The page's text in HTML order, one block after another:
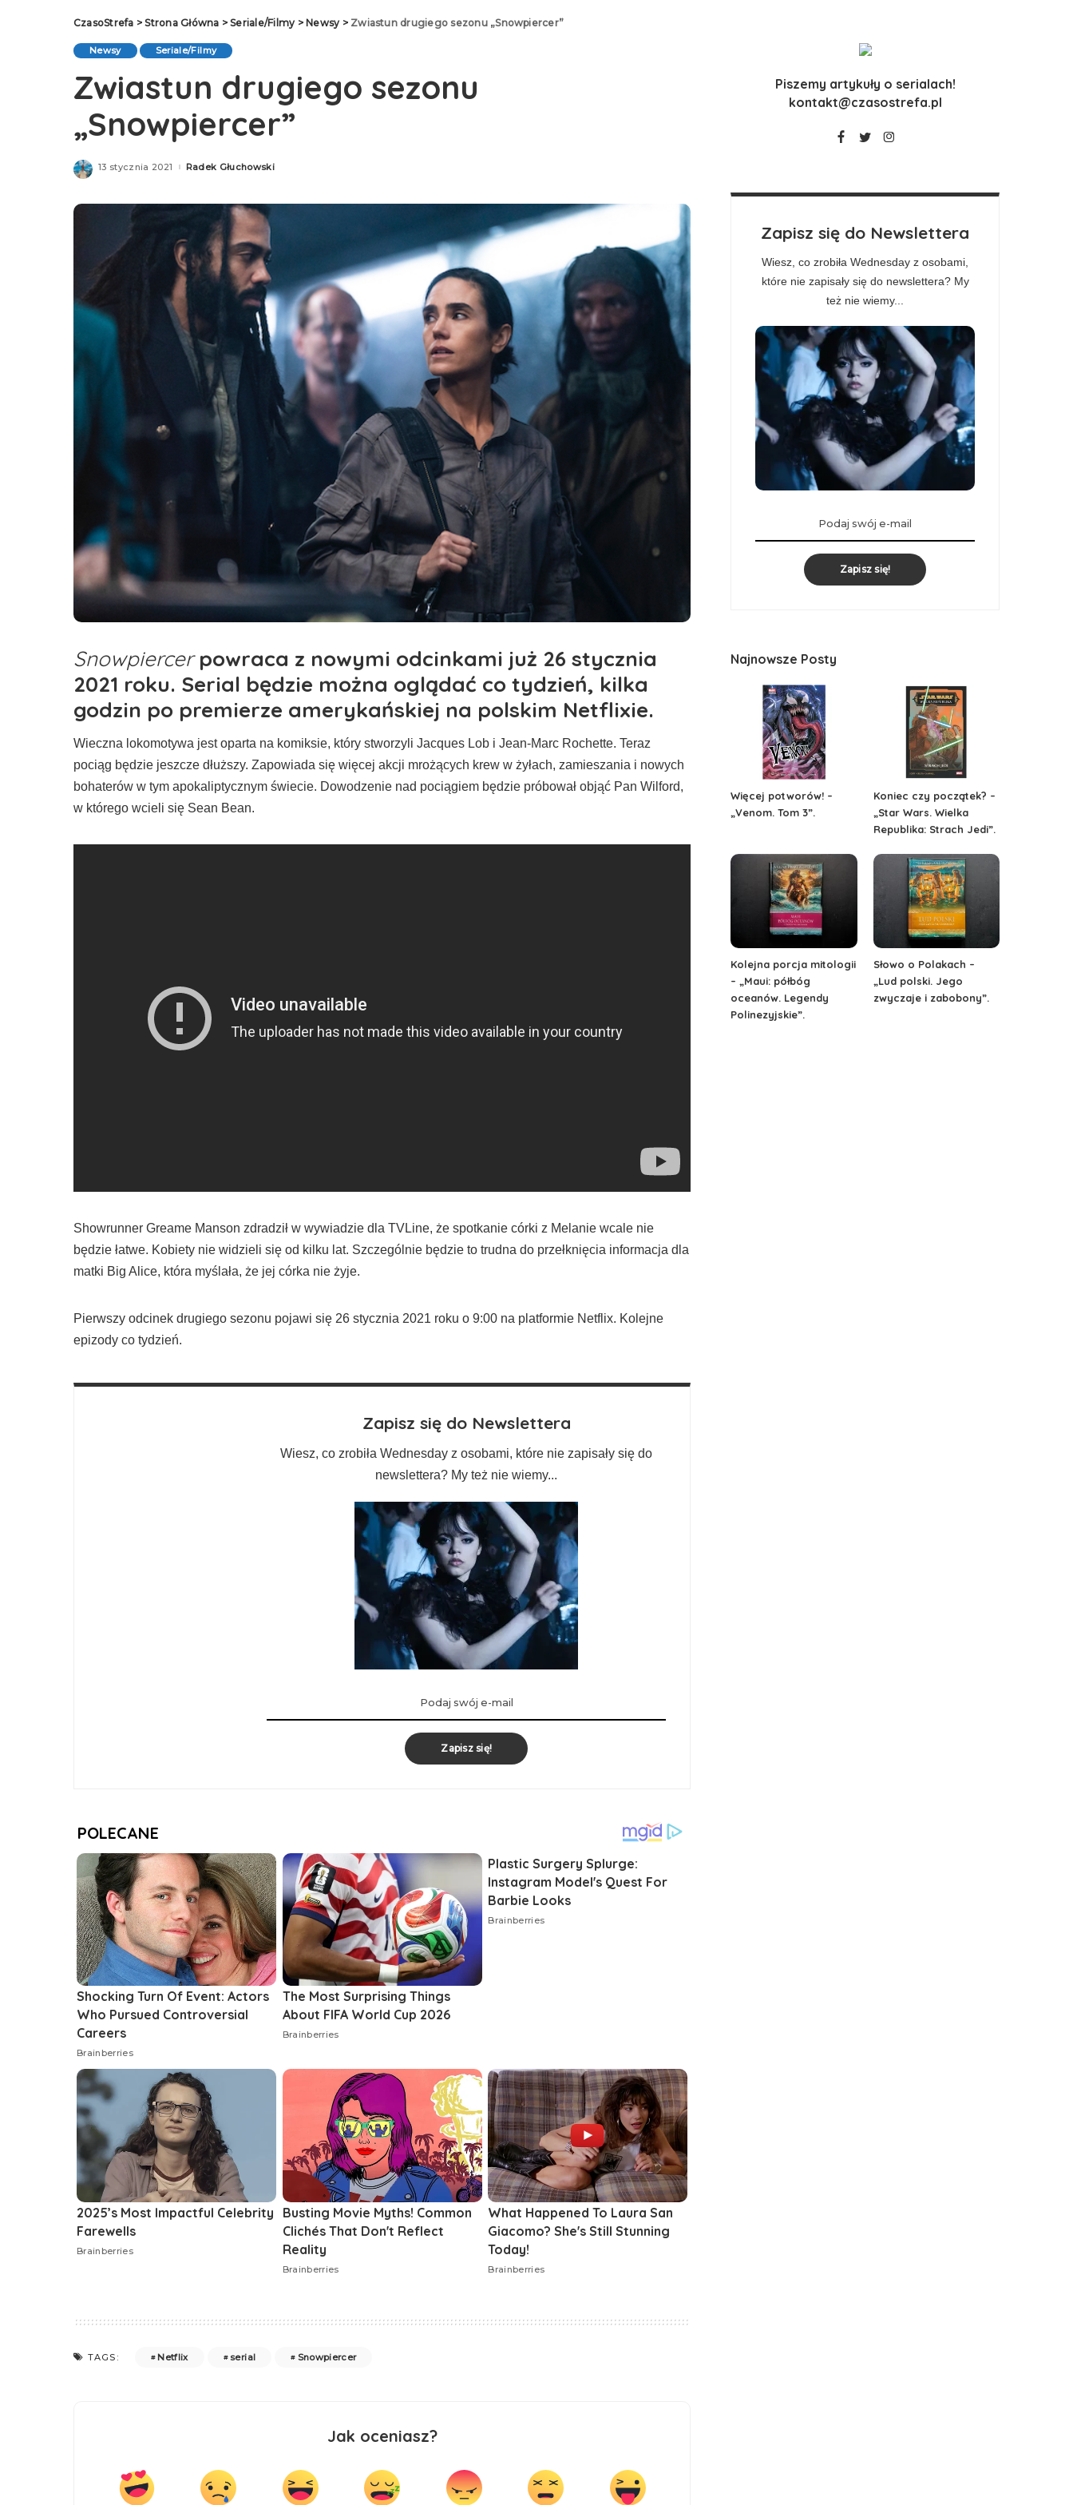
CzasoStrefa >Strona Główna >Seriale/Filmy> Newsy> Zwiastun drugiego sezonu „Snowpiercer”
Newsy Seriale/Filmy
Zwiastun drugiego sezonu
„Snowpiercer”
13 stycznia 2021 Posted
Radek Głuchowski
Snowpiercerpowraca z nowymi odcinkami już 26 stycznia
2021 roku. Serial będzie można oglądać co tydzień, kilka
godzin po premierze amerykańskiej na polskim Netflixie.
Wieczna lokomotywa jest oparta na komiksie, który stworzyli Jacques Lob i Jean-Marc Rochette. Teraz
pociąg będzie jeszcze dłuższy. Zapowiada się więcej akcji mrożących krew w żyłach, zamieszania i nowych
bohaterów w tym apokaliptycznym świecie. Dowodzenie nad pociągiem będzie próbował objąć Pan Wilford,
w którego wcieli się Sean Bean.
Showrunner Greame Manson zdradził w wywiadzie dla TVLine, że spotkanie córki z Melanie wcale nie
będzie łatwe. Kobiety nie widzieli się od kilku lat. Szczególnie będzie to trudna do przełknięcia informacja dla
matki Big Alice, która myślała, że jej córka nie żyje.
Pierwszy odcinek drugiego sezonu pojawi się 26 stycznia 2021 roku o 9:00 na platformie Netflix. Kolejne
epizody co tydzień.
Zapisz się do Newslettera
Wiesz, co zrobiła Wednesday z osobami, które nie zapisały się do
newslettera? My też nie wiemy...
Zapisz się!
TAGS: Netflix serial Snowpiercer
Jak oceniasz?
Piszemy artykuły o serialach!
kontakt@czasostrefa.pl
Zapisz się do Newslettera
Wiesz, co zrobiła Wednesday z osobami,
które nie zapisały się do newslettera? My
też nie wiemy...
Zapisz się!
Najnowsze Posty
Więcej potworów! –
„Venom. Tom 3”.
Koniec czy początek? –
„Star Wars. Wielka
Republika: Strach Jedi”.
Kolejna porcja mitologii
– „Maui: półbóg
oceanów. Legendy
Polinezyjskie”.
Słowo o Polakach –
„Lud polski. Jego
zwyczaje i zabobony”.